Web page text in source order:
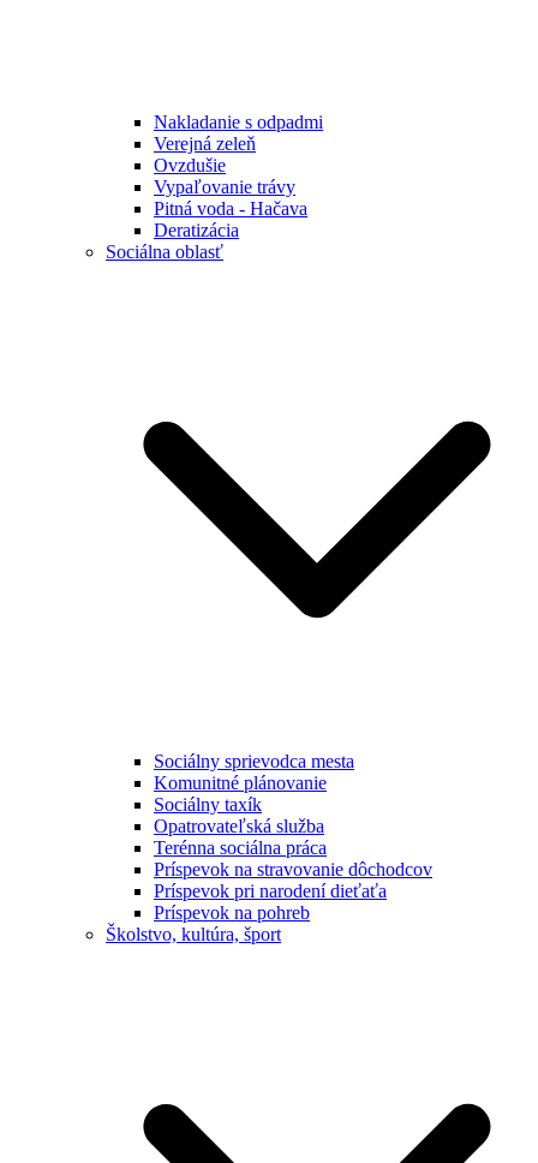
Nakladanie s odpadmi
Verejná zeleň
Ovzdušie
Vypaľovanie trávy
Pitná voda - Hačava
Deratizácia
Sociálna oblasť
Sociálny sprievodca mesta
Komunitné plánovanie
Sociálny taxík
Opatrovateľská služba
Terénna sociálna práca
Príspevok na stravovanie dôchodcov
Príspevok pri narodení dieťaťa
Príspevok na pohreb
Školstvo, kultúra, šport